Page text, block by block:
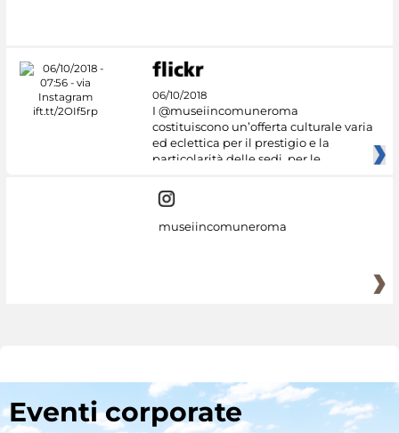
06/10/2018
I @museiincomuneroma
costituiscono un’offerta culturale varia
ed eclettica per il prestigio e la
particolarità delle sedi, per le
museiincomuneroma
Eventi corporate